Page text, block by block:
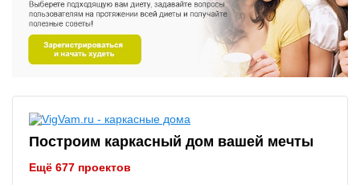
Построим каркасный дом вашей мечты
Ещё 677 проектов